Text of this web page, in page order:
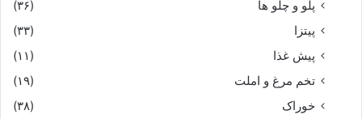
پلو و چلو ها
(۳۶)
پیتزا
(۳۳)
پیش غذا
(۱۱)
تخم مرغ و املت
(۱۹)
خوراک
(۳۸)